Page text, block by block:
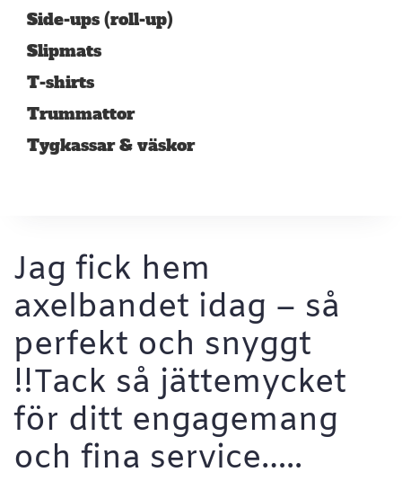
Side-ups (roll-up)
Slipmats
T-shirts
Trummattor
Tygkassar & väskor
Jag fick hem
axelbandet idag – så
perfekt och snyggt
!!Tack så jättemycket
för ditt engagemang
och fina service…..